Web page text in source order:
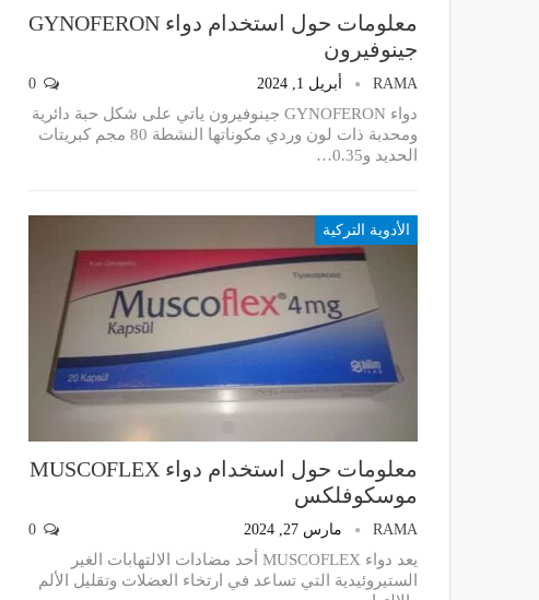
معلومات حول استخدام دواء GYNOFERON
جينوفيرون
RAMA أبريل 1, 2024
دواء GYNOFERON جينوفيرون ياتي على شكل حبة دائرية
ومحدبة ذات لون وردي مكوناتها النشطة 80 مجم كبريتات
الحديد و0.35…
الأدوية التركية
معلومات حول استخدام دواء MUSCOFLEX
موسكوفلكس
RAMA مارس 27, 2024
يعد دواء MUSCOFLEX أحد مضادات الالتهابات الغير
الستيروئيدية التي تساعد في ارتخاء العضلات وتقليل الألم